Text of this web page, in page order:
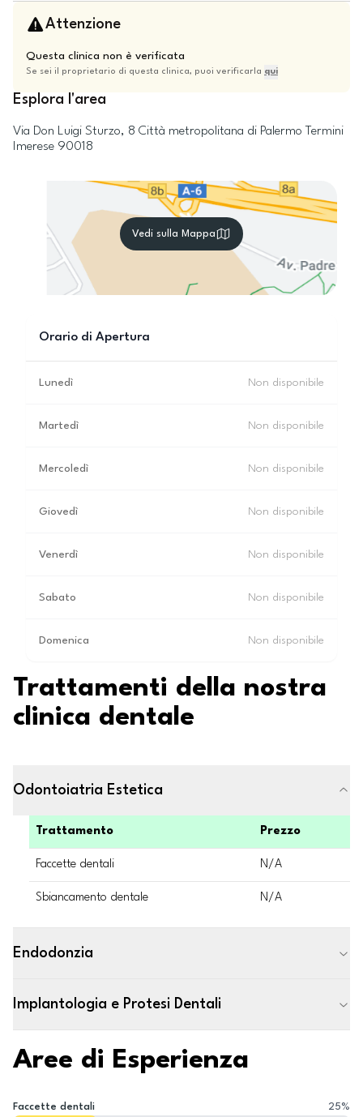
Attenzione
Questa clinica non è verificata
Se sei il proprietario di questa clinica, puoi verificarla qui
Esplora l'area
Via Don Luigi Sturzo, 8 Città metropolitana di Palermo
Termini
Imerese 90018
Vedi sulla Mappa
Orario di Apertura
Lunedì Non disponibile
Martedì Non disponibile
Mercoledì Non disponibile
Giovedì Non disponibile
Venerdì Non disponibile
Sabato Non disponibile
Domenica Non disponibile
Trattamenti della nostra
clinica dentale
Odontoiatria Estetica
Trattamento Prezzo
Faccette dentali N/A
Sbiancamento dentale N/A
Endodonzia
Implantologia e Protesi Dentali
Aree di Esperienza
Faccette dentali 25%